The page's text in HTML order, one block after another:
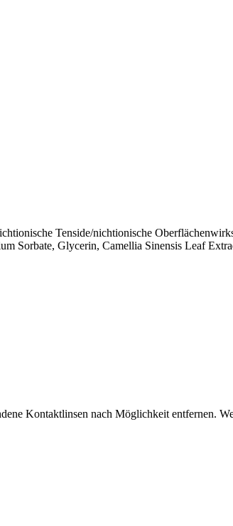
Tenside/nichtionische
Sorbate, Glycerin, Camellia Sinensis Leaf
Kontaktlinsen nach Möglichkeit entfernen.